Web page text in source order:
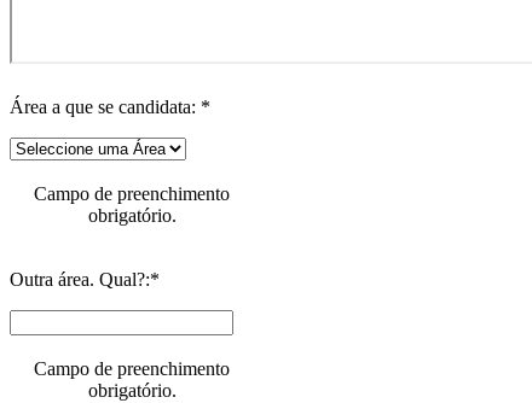
Área a que se candidata: *
Campo de preenchimento
obrigatório.
Outra área. Qual?:*
Campo de preenchimento
obrigatório.